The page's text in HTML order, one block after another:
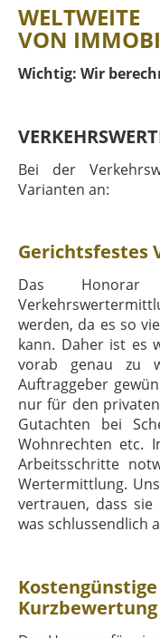
VON
Wichtig: Wir
Bei der
Varianten an:
Gerichtsfestes
Das
werden, da es so
kann. Daher ist es
vorab genau zu
Auftraggeber
nur für den
Gutachten bei
Wohnrechten etc.
Arbeitsschritte
Wertermittlung.
vertrauen, dass sie
was schlussendlich
Kurzbewertung